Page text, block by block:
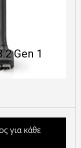
Gen 1
για κάθε